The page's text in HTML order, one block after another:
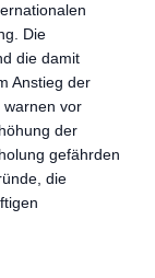
Die
die damit
Anstieg der
warnen vor
der
gefährden
die